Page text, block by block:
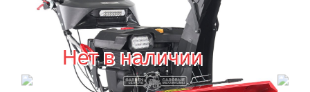
Нет в наличии